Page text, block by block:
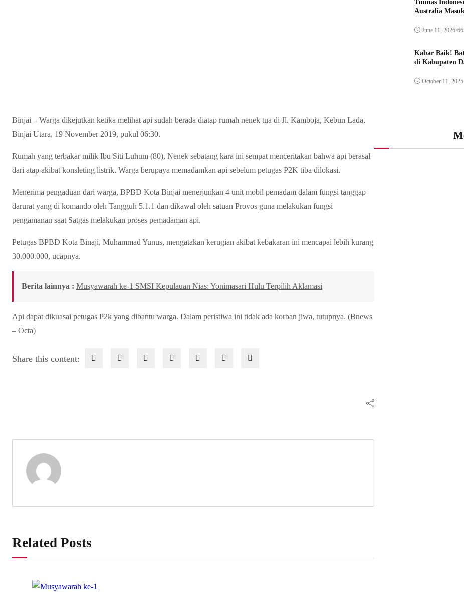
Binjai – Warga dikejutkan ketika melihat api sudah berada diatap rumah nenek tua di Jl. Kamboja, Kebun Lada,
Binjai Utara, 19 November 2019, pukul 06:30.
Rumah yang terbakar milik Ibu Siti Luhum (80), Nenek sebatang kara ini sempat menceritakan bahwa api berasal
dari atap akibat konsleting listrik. Warga berupaya memadamkan api sebelum petugas P2K tiba dilokasi.
Menerima pengaduan dari warga, BPBD Kota Binjai menerjunkan 4 unit mobil pemadam dalam fungsi tanggap
darurat yang di komando oleh Tangguh 5.1.1 dan dikawal oleh satuan Provos guna melakukan fungsi
pengamanan saat Satgas melakukan proses pemadaman api.
Petugas BPBD Kota Binaji, Muhammad Yunus, mengatakan kerugian akibat kebakaran ini mencapai lebih kurang
30.000.000, ucapnya.
Berita lainnya : Musyawarah ke-1 SMSI Kepulauan Nias: Yonimasari Hulu Terpilih Aklamasi
Api dapat dikuasai petugas P2k yang dibantu warga. Dalam peristiwa ini tidak ada korban jiwa, tutupnya. (Bnews
– Octa)
Share this content:
Related Posts
Timnas
Australia
June 11, 2026•
Kabar Baik!
di Kabupaten
October 11, 2025